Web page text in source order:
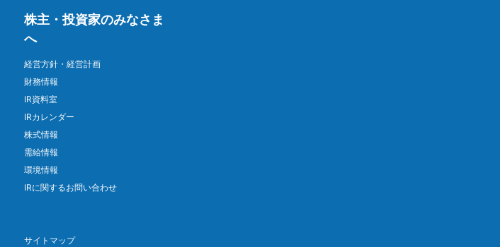
株主・投資家のみなさま
へ
経営方針・経営計画
財務情報
IR資料室
IRカレンダー
株式情報
需給情報
環境情報
IRに関するお問い合わせ
サイトマップ